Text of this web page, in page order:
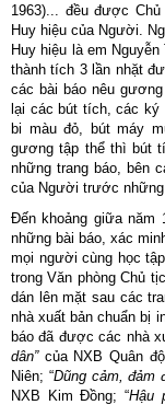
1963)... đều được
Huy hiệu của Người.
Huy hiệu là em
thành tích 3 lần nhặt
các bài báo nêu
lại các bút tích, các ký
bi màu đỏ, bút máy
gương tập thể thì bút
những trang báo, bên
của Người trước
Đến khoảng giữa năm
những bài báo, xác
mọi người cùng học
trong Văn phòng Chủ
dán lên mặt sau các
nhà xuất bản chuẩn bị
báo đã được các nhà
dân”của NXB Quân
Niên; “Dũng cảm, đảm
NXB Kim Đồng; “Hậu